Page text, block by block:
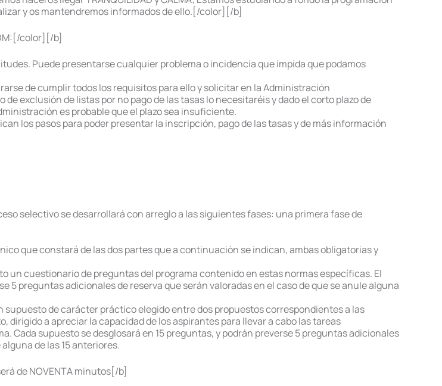
y os mantendremos informados de ello.[/color][/b]
color][/b]
Puede presentarse cualquier problema o incidencia que impida que podamos
de cumplir todos los requisitos para ello y solicitar en la Administración
exclusión de listas por no pago de las tasas lo necesitaréis y dado el corto plazo de
es probable que el plazo sea insuficiente.
los pasos para poder presentar la inscripción, pago de las tasas y de más información
selectivo se desarrollará con arreglo a las siguientes fases: una primera fase de
que constará de las dos partes que a continuación se indican, ambas obligatorias y
cuestionario de preguntas del programa contenido en estas normas específicas. El
5 preguntas adicionales de reserva que serán valoradas en el caso de que se anule alguna
de carácter práctico elegido entre dos propuestos correspondientes a las
dirigido a apreciar la capacidad de los aspirantes para llevar a cabo las tareas
Cada supuesto se desglosará en 15 preguntas, y podrán preverse 5 preguntas adicionales
de las 15 anteriores.
de NOVENTA minutos[/b]